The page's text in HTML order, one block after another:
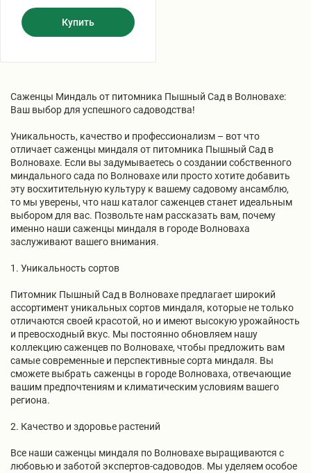
Купить
Саженцы Миндаль от питомника Пышный Сад в Волновахе:
Ваш выбор для успешного садоводства!
Уникальность, качество и профессионализм – вот что
отличает саженцы миндаля от питомника Пышный Сад в
Волновахе. Если вы задумываетесь о создании собственного
миндального сада по Волновахе или просто хотите добавить
эту восхитительную культуру к вашему садовому ансамблю,
то мы уверены, что наш каталог саженцев станет идеальным
выбором для вас. Позвольте нам рассказать вам, почему
именно наши саженцы миндаля в городе Волноваха
заслуживают вашего внимания.
1. Уникальность сортов
Питомник Пышный Сад в Волновахе предлагает широкий
ассортимент уникальных сортов миндаля, которые не только
отличаются своей красотой, но и имеют высокую урожайность
и превосходный вкус. Мы постоянно обновляем нашу
коллекцию саженцев по Волновахе, чтобы предложить вам
самые современные и перспективные сорта миндаля. Вы
сможете выбрать саженцы в городе Волноваха, отвечающие
вашим предпочтениям и климатическим условиям вашего
региона.
2. Качество и здоровье растений
Все наши саженцы миндаля по Волновахе выращиваются с
любовью и заботой экспертов-садоводов. Мы уделяем особое